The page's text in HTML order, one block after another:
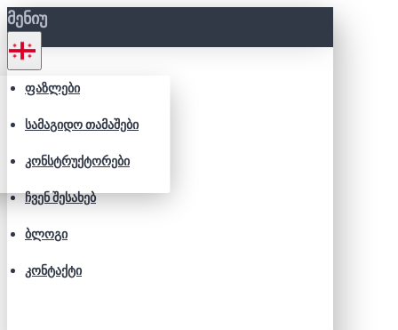
ᲛᲔᲜᲘᲣ
ᲤᲐᲖᲚᲔᲑᲘ
ᲡᲐᲛᲐᲒᲘᲓᲝ ᲗᲐᲛᲐᲨᲔᲑᲘ
ᲙᲝᲜᲡᲢᲠᲣᲥᲢᲝᲠᲔᲑᲘ
ᲩᲕᲔᲜ ᲨᲔᲡᲐᲮᲔᲑ
ᲑᲚᲝᲒᲘ
ᲙᲝᲜᲢᲐᲥᲢᲘ